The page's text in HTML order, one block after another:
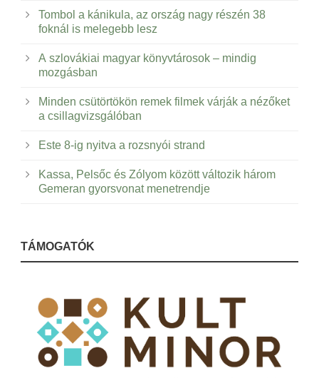
Tombol a kánikula, az ország nagy részén 38
foknál is melegebb lesz
A szlovákiai magyar könyvtárosok – mindig
mozgásban
Minden csütörtökön remek filmek várják a nézőket
a csillagvizsgálóban
Este 8-ig nyitva a rozsnyói strand
Kassa, Pelsőc és Zólyom között változik három
Gemeran gyorsvonat menetrendje
TÁMOGATÓK